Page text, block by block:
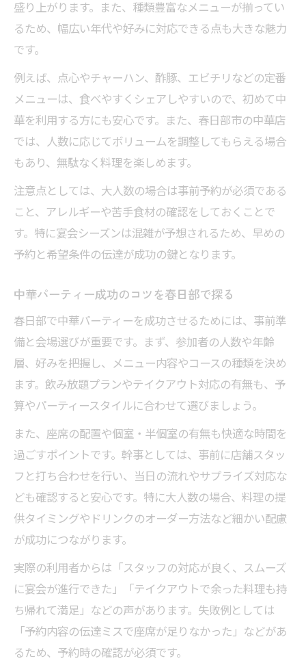
盛り上がります。また、種類豊富なメニューが揃ってい
るため、幅広い年代や好みに対応できる点も大きな魅力
です。
例えば、点心やチャーハン、酢豚、エビチリなどの定番
メニューは、食べやすくシェアしやすいので、初めて中
華を利用する方にも安心です。また、春日部市の中華店
では、人数に応じてボリュームを調整してもらえる場合
もあり、無駄なく料理を楽しめます。
注意点としては、大人数の場合は事前予約が必須である
こと、アレルギーや苦手食材の確認をしておくことで
す。特に宴会シーズンは混雑が予想されるため、早めの
予約と希望条件の伝達が成功の鍵となります。
中華パーティー成功のコツを春日部で探る
春日部で中華パーティーを成功させるためには、事前準
備と会場選びが重要です。まず、参加者の人数や年齢
層、好みを把握し、メニュー内容やコースの種類を決め
ます。飲み放題プランやテイクアウト対応の有無も、予
算やパーティースタイルに合わせて選びましょう。
また、座席の配置や個室・半個室の有無も快適な時間を
過ごすポイントです。幹事としては、事前に店舗スタッ
フと打ち合わせを行い、当日の流れやサプライズ対応な
ども確認すると安心です。特に大人数の場合、料理の提
供タイミングやドリンクのオーダー方法など細かい配慮
が成功につながります。
実際の利用者からは「スタッフの対応が良く、スムーズ
に宴会が進行できた」「テイクアウトで余った料理も持
ち帰れて満足」などの声があります。失敗例としては
「予約内容の伝達ミスで座席が足りなかった」などがあ
るため、予約時の確認が必須です。